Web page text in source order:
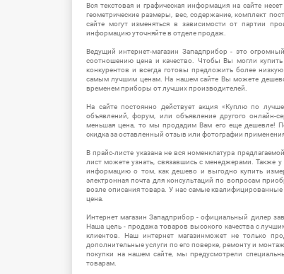
Вся текстовая и графическая информация на сайте
геометрические размеры, вес, содержание, комплект
сайте могут изменяться в зависимости от партии
информацию уточняйте в отделе продаж.
Ведущий интернет-магазин Западприбор - это
соотношению цена и качество. Чтобы Вы могли
конкурентов и всегда готовы предложить более
самым лучшим ценам. На нашем сайте Вы можете
временем приборы от лучших производителей.
На сайте постоянно действует акция «Куплю по
объявлений, форум, или объявление другого онлайн-
меньшая цена, то мы продадим Вам его еще дешевле!
скидка за оставленный отзыв или фотографии
В прайс-листе указана не вся номенклатура
лист можете узнать, связавшись с менеджерами.
информацию о том, как дешево и выгодно купить
электронная почта для консультаций по вопросам
возле описания товара. У нас самые
цена.
Интернет магазин Западприбор - официальный дилер
Наша цель - продажа товаров высокого качества с
клиентов. Наш интернет магазинможет не только
дополнительные услуги по его поверке, ремонту и
покупки на нашем сайте, мы предусмотрели
товарам.